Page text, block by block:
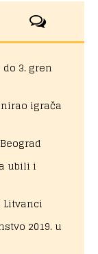
3. gren
igrača
ubili i
2019. u